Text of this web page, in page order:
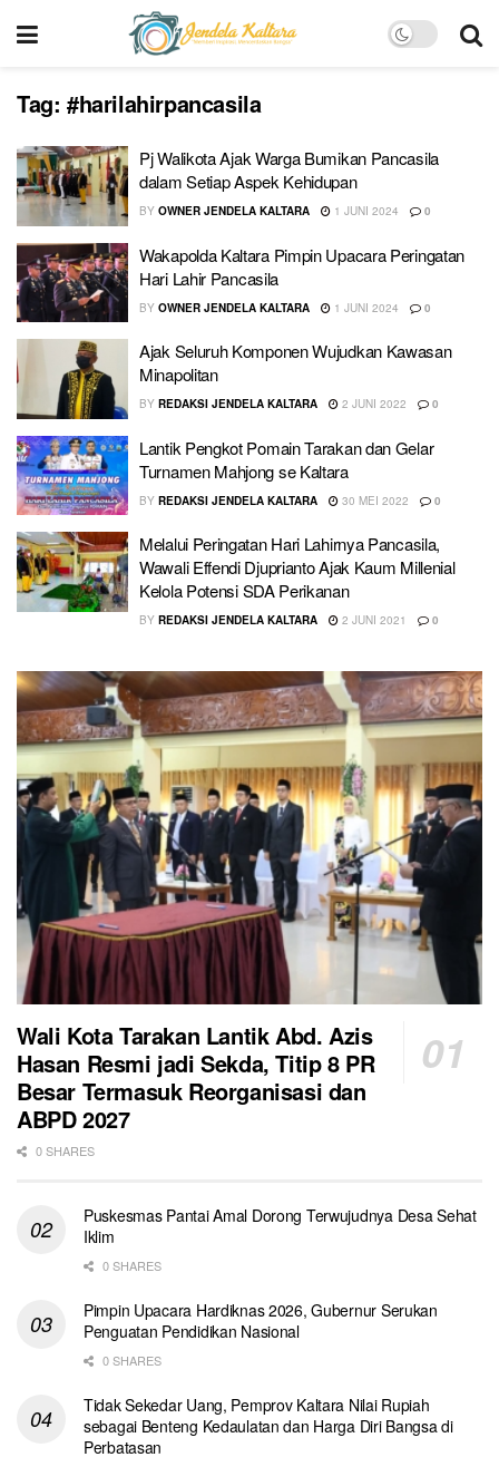
Tag: #harilahirpancasila
Pj Walikota Ajak Warga Bumikan Pancasila
dalam Setiap Aspek Kehidupan
BY OWNER JENDELA KALTARA 1 JUNI 2024 0
Wakapolda Kaltara Pimpin Upacara Peringatan
Hari Lahir Pancasila
BY OWNER JENDELA KALTARA 1 JUNI 2024 0
Ajak Seluruh Komponen Wujudkan Kawasan
Minapolitan
BY REDAKSI JENDELA KALTARA 2 JUNI 2022 0
Lantik Pengkot Pomain Tarakan dan Gelar
Turnamen Mahjong se Kaltara
BY REDAKSI JENDELA KALTARA 30 MEI 2022 0
Melalui Peringatan Hari Lahirnya Pancasila,
Wawali Effendi Djuprianto Ajak Kaum Millenial
Kelola Potensi SDA Perikanan
BY REDAKSI JENDELA KALTARA 2 JUNI 2021 0
Wali Kota Tarakan Lantik Abd. Azis
Hasan Resmi jadi Sekda, Titip 8 PR
Besar Termasuk Reorganisasi dan
ABPD 2027
0 SHARES
Puskesmas Pantai Amal Dorong Terwujudnya Desa Sehat
Iklim
0 SHARES
Pimpin Upacara Hardiknas 2026, Gubernur Serukan
Penguatan Pendidikan Nasional
0 SHARES
Tidak Sekedar Uang, Pemprov Kaltara Nilai Rupiah
sebagai Benteng Kedaulatan dan Harga Diri Bangsa di
Perbatasan